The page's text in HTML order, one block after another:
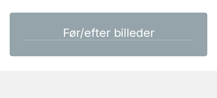
Før/efter billeder